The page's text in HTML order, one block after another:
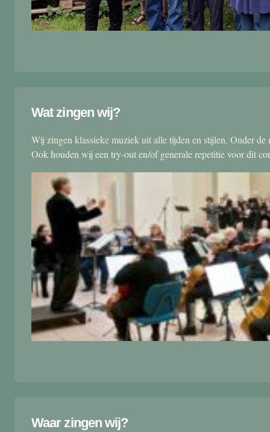
Wat zingen wij?
Wij zingen klassieke muziek uit alle tijden en stijlen. Onder
Ook houden wij een try-out en/of generale repetitie voor dit
Waar zingen wij?